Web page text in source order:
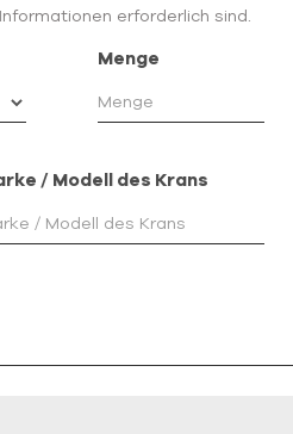
erforderlich sind.
Menge
/ Modell des Krans